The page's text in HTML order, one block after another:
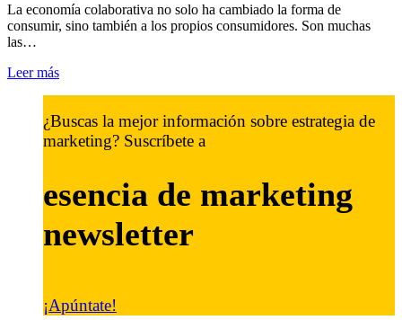
La economía colaborativa no solo ha cambiado la forma de
consumir, sino también a los propios consumidores. Son muchas
las…
Leer más
¿Buscas la mejor información sobre estrategia de
marketing? Suscríbete a
esencia de marketing
newsletter
¡Apúntate!